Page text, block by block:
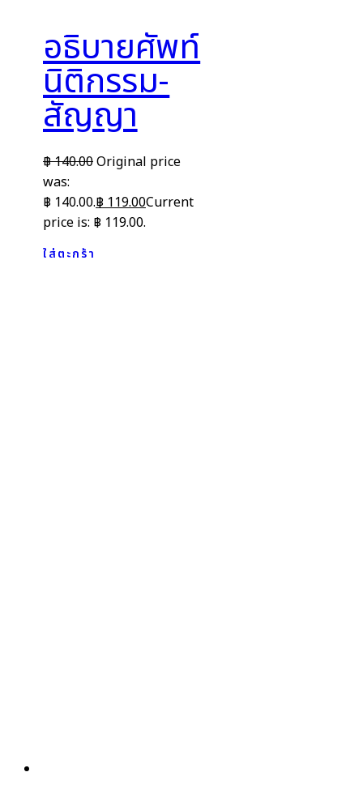
อธิบายศัพท์
นิติกรรม-
สัญญา
฿140.00Original price
was:
฿ 140.00.฿119.00Current
price is: ฿ 119.00.
ใส่ตะกร้า